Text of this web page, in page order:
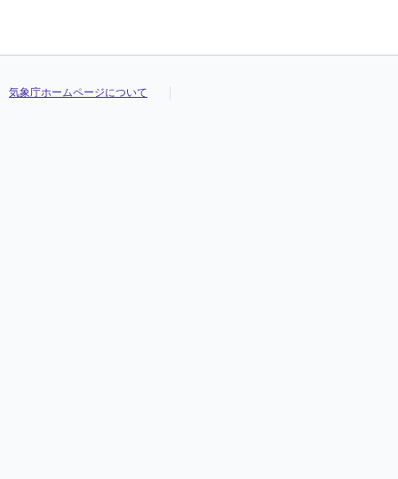
気象庁ホームページについて